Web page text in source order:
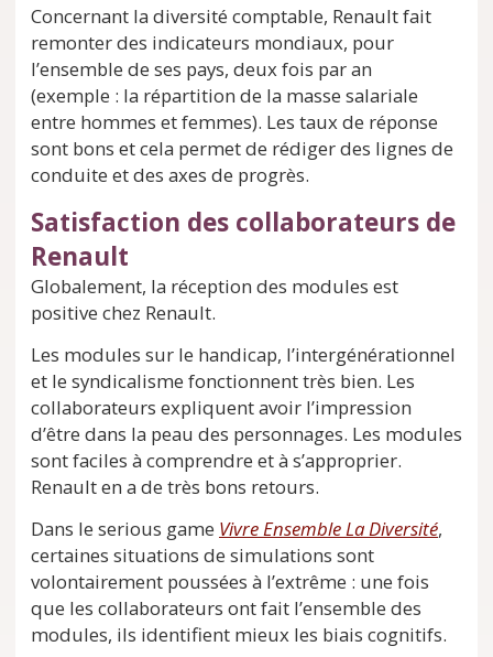
Concernant la diversité comptable, Renault fait
remonter des indicateurs mondiaux, pour
l’ensemble de ses pays, deux fois par an
(exemple : la répartition de la masse salariale
entre hommes et femmes). Les taux de réponse
sont bons et cela permet de rédiger des lignes de
conduite et des axes de progrès.
Satisfaction des collaborateurs de
Renault
Globalement, la réception des modules est
positive chez Renault.
Les modules sur le handicap, l’intergénérationnel
et le syndicalisme fonctionnent très bien. Les
collaborateurs expliquent avoir l’impression
d’être dans la peau des personnages. Les modules
sont faciles à comprendre et à s’approprier.
Renault en a de très bons retours.
Dans le serious game Vivre Ensemble La Diversité,
certaines situations de simulations sont
volontairement poussées à l’extrême : une fois
que les collaborateurs ont fait l’ensemble des
modules, ils identifient mieux les biais cognitifs.